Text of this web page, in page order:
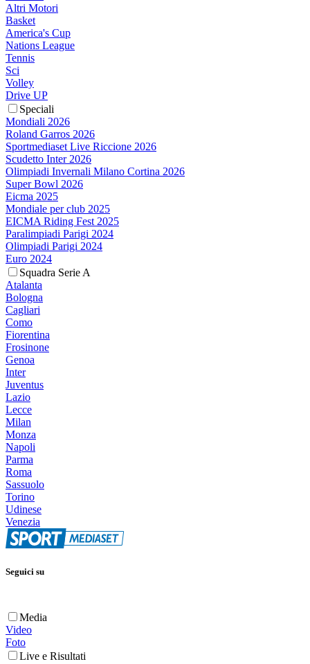
Altri Motori
Basket
America's Cup
Nations League
Tennis
Sci
Volley
Drive UP
Speciali
Mondiali 2026
Roland Garros 2026
Sportmediaset Live Riccione 2026
Scudetto Inter 2026
Olimpiadi Invernali Milano Cortina 2026
Super Bowl 2026
Eicma 2025
Mondiale per club 2025
EICMA Riding Fest 2025
Paralimpiadi Parigi 2024
Olimpiadi Parigi 2024
Euro 2024
Squadra Serie A
Atalanta
Bologna
Cagliari
Como
Fiorentina
Frosinone
Genoa
Inter
Juventus
Lazio
Lecce
Milan
Monza
Napoli
Parma
Roma
Sassuolo
Torino
Udinese
Venezia
Seguici su
Media
Video
Foto
Live e Risultati